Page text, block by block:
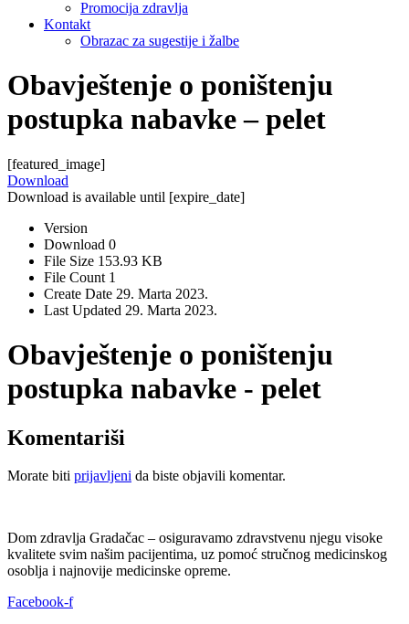
Promocija zdravlja
Kontakt
Obrazac za sugestije i žalbe
Obavještenje o poništenju
postupka nabavke – pelet
[featured_image]
Download
Download is available until [expire_date]
Version
Download 0
File Size 153.93 KB
File Count 1
Create Date 29. Marta 2023.
Last Updated 29. Marta 2023.
Obavještenje o poništenju
postupka nabavke - pelet
Komentariši
Morate biti prijavljeni da biste objavili komentar.
Dom zdravlja Gradačac – osiguravamo zdravstvenu njegu visoke
kvalitete svim našim pacijentima, uz pomoć stručnog medicinskog
osoblja i najnovije medicinske opreme.
Facebook-f